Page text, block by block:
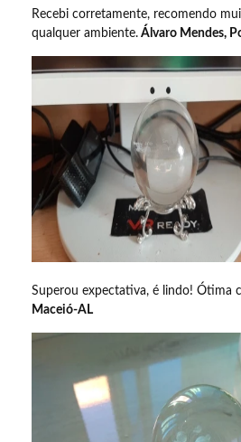
Recebi corretamente, recomendo
qualquer ambiente. Álvaro Mendes,
Superou expectativa, é lindo! Ótima
Maceió-AL